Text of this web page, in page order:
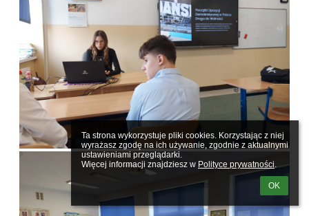
Ta strona wykorzystuje pliki cookies. Korzystając z niej
wyrażasz zgodę na ich używanie, zgodnie z aktualnymi
ustawieniami przeglądarki.
Więcej informacji znajdziesz w Polityce prywatności.
OK